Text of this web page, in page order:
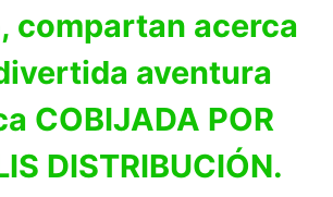
compartan acerca
aventura
COBIJADA POR
DISTRIBUCIÓN.